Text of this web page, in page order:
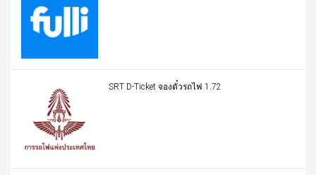
SRT D-Ticket จองตั๋วรถไฟ 1.72